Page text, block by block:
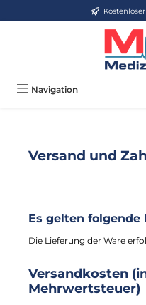
Zum Hauptinhalt springen
Navigation
Versand und
Es gelten folgende
Die Lieferung der Ware
Versandkosten
Mehrwertsteuer)